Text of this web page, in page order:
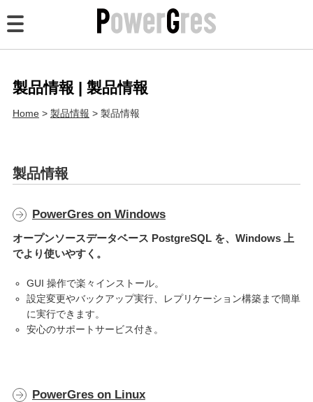
PowerGres とは
技術記事
製品情報 | 製品情報
Home 製品情報 製品情報
製品情報
PowerGres on Windows
オープンソースデータベース PostgreSQL を、Windows 上
でより使いやすく。
GUI 操作で楽々インストール。
設定変更やバックアップ実行、レプリケーション構築まで簡単
に実行できます。
安心のサポートサービス付き。
PowerGres on Linux